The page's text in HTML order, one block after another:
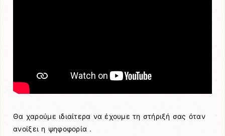
Θα χαρούμε ιδιαίτερα να έχουμε τη στήριξή σας όταν
ανοίξει η ψηφοφορία .